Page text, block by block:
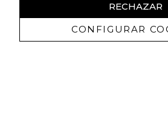
RECHAZAR
CONFIGURAR